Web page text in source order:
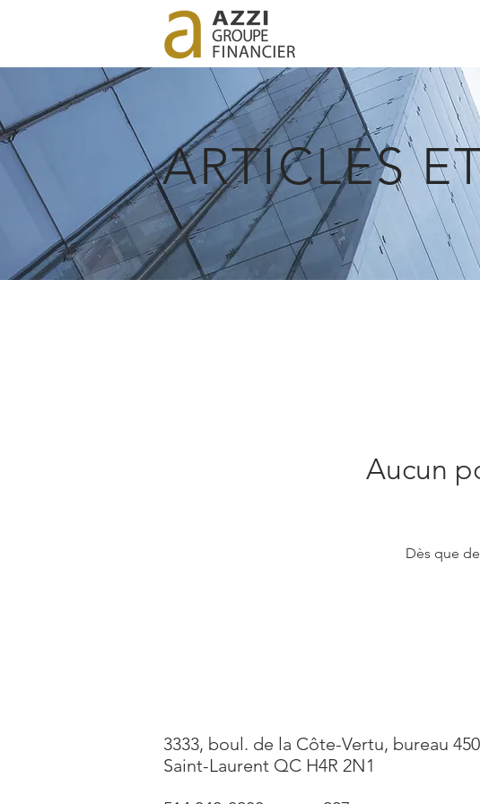
ARTICLES
Aucun
Dès que
3333, boul. de la Côte-Vertu, bureau 450
Saint-Laurent QC H4R 2N1